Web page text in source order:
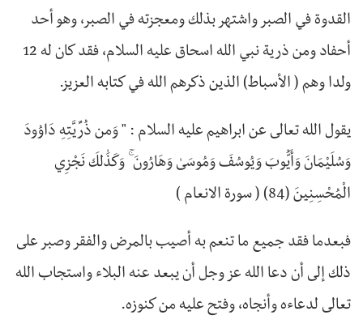
القدوة في الصبر واشتهر بذلك ومعجزته في الصبر، وهو أحد
أحفاد ومن ذرية نبي الله اسحاق عليه السلام، فقد كان له 12
ولدا وهم ( الأسباط) الذين ذكرهم الله في كتابه العزيز.
يقول الله تعالى عن ابراهيم عليه السلام : " وَمِن ذُرِّيَّتِهِ دَاوُودَ
وَسُلَيْمَانَ وَأَيُّوبَ وَيُوسُفَ وَمُوسَىٰ وَهَارُونَ ۚ وَكَذَٰلِكَ نَجْزِي
الْمُحْسِنِينَ (84) ( سورة الانعام )
فبعدما فقد جميع ما تنعم به أصيب بالمرض والفقر وصبر على
ذلك إلى أن دعا الله عز وجل أن يبعد عنه البلاء واستجاب الله
تعالى لدعاءه وأنجاه، وفتح عليه من كنوزه.